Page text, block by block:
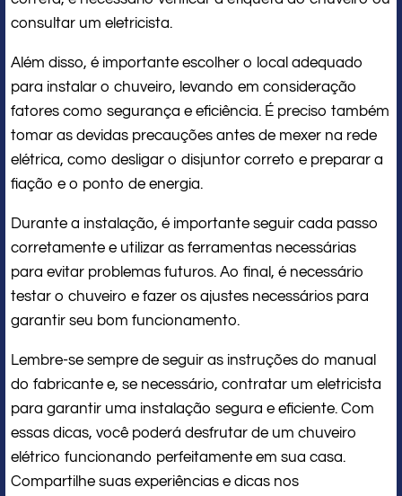
consultar um eletricista.
Além disso, é importante escolher o local adequado
para instalar o chuveiro, levando em consideração
fatores como segurança e eficiência. É preciso também
tomar as devidas precauções antes de mexer na rede
elétrica, como desligar o disjuntor correto e preparar a
fiação e o ponto de energia.
Durante a instalação, é importante seguir cada passo
corretamente e utilizar as ferramentas necessárias
para evitar problemas futuros. Ao final, é necessário
testar o chuveiro e fazer os ajustes necessários para
garantir seu bom funcionamento.
Lembre-se sempre de seguir as instruções do manual
do fabricante e, se necessário, contratar um eletricista
para garantir uma instalação segura e eficiente. Com
essas dicas, você poderá desfrutar de um chuveiro
elétrico funcionando perfeitamente em sua casa.
Compartilhe suas experiências e dicas nos